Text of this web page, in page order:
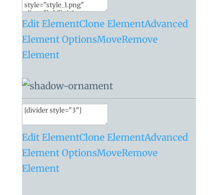
Edit ElementClone ElementAdvanced
Element OptionsMoveRemove
Element
Edit ElementClone ElementAdvanced
Element OptionsMoveRemove
Element